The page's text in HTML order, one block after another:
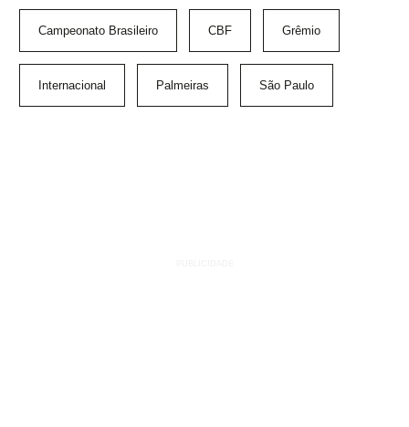
Campeonato Brasileiro CBF Grêmio
Internacional Palmeiras São Paulo